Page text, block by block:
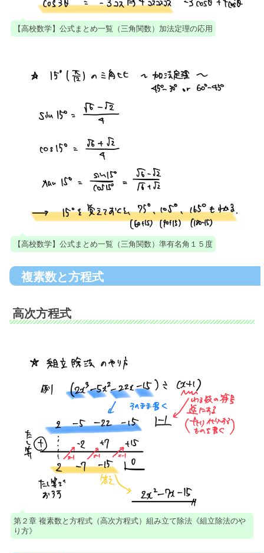
【高校数学】公式まとめ一覧（三角関数）加法定理の応用
【高校数学】公式まとめ一覧（三角関数）準有名角１５度
複素数と方程式
高次方程式
第２章 複素数と方程式（高次方程式）組み立て除法《組立除法のや
り方》